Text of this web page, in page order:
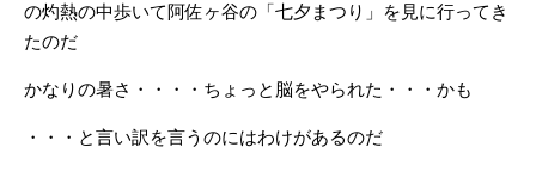
の灼熱の中歩いて阿佐ヶ谷の「七夕まつり」を見に行ってき
たのだ
かなりの暑さ・・・・ちょっと脳をやられた・・・かも
・・・と言い訳を言うのにはわけがあるのだ